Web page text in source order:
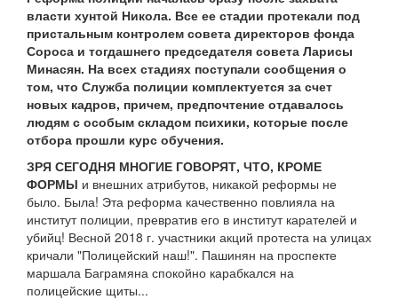
власти хунтой Никола. Все ее стадии протекали под
пристальным контролем совета директоров фонда
Сороса и тогдашнего председателя совета Ларисы
Минасян. На всех стадиях поступали сообщения о
том, что Служба полиции комплектуется за счет
новых кадров, причем, предпочтение отдавалось
людям с особым складом психики, которые после
отбора прошли курс обучения.
ЗРЯ СЕГОДНЯ МНОГИЕ ГОВОРЯТ, ЧТО, КРОМЕ
ФОРМЫ и внешних атрибутов, никакой реформы не
было. Была! Эта реформа качественно повлияла на
институт полиции, превратив его в институт карателей и
убийц! Весной 2018 г. участники акций протеста на улицах
кричали "Полицейский наш!". Пашинян на проспекте
маршала Баграмяна спокойно карабкался на
полицейские щиты...